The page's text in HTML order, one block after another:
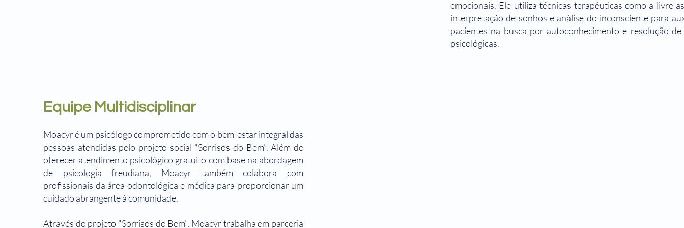
emocionais. Ele utiliza técnicas terapêuticas como a livre
interpretação de sonhos e análise do inconsciente para
pacientes na busca por autoconhecimento e resolução de
psicológicas.
Equipe Multidisciplinar
Moacyr é um psicólogo comprometido com o bem-estar integral das
pessoas atendidas pelo projeto social "Sorrisos do Bem". Além de
oferecer atendimento psicológico gratuito com base na abordagem
de psicologia freudiana, Moacyr também colabora com
profissionais da área odontológica e médica para proporcionar um
cuidado abrangente à comunidade.
Através do projeto "Sorrisos do Bem", Moacyr trabalha em parceria